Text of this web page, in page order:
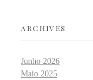
ARCHIVES
Junho 2026
Maio 2025